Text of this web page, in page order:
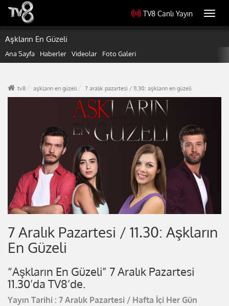
TV8 Canlı Yayın
Aşkların En Güzeli
Ana Sayfa Haberler Videolar Foto Galeri
tv8 aşkların en güzeli 7 aralık pazartesi / 11.30: aşkların en güzeli
7 Aralık Pazartesi / 11.30: Aşkların
En Güzeli
“Aşkların En Güzeli” 7 Aralık Pazartesi
11.30’da TV8’de.
Yayın Tarihi : 7 Aralık Pazartesi / Hafta İçi Her Gün